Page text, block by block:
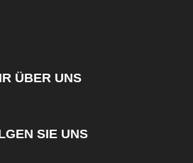
ÜBER UNS
SIE UNS